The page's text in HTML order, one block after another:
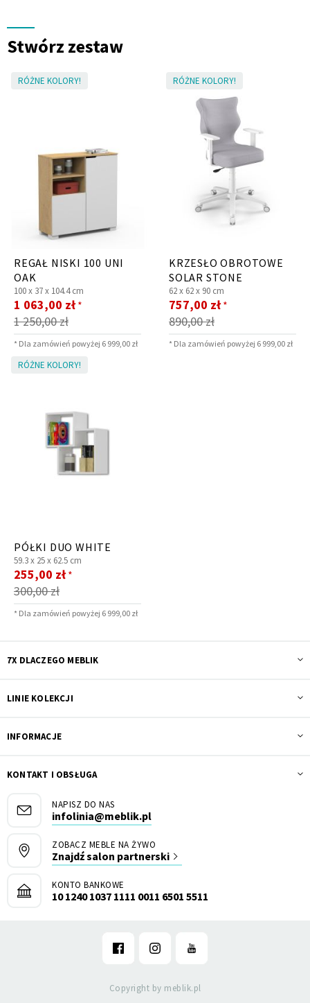
Stwórz zestaw
RÓŻNE KOLORY!
REGAŁ NISKI 100 UNI
OAK
100 x 37 x 104.4 cm
1 250,00 zł
Cena
promocyjna
1 063,00 zł *
* Dla zamówień powyżej 6 999,00 zł
RÓŻNE KOLORY!
KRZESŁO OBROTOWE
SOLAR STONE
62 x 62 x 90 cm
890,00 zł
Cena
promocyjna
757,00 zł *
* Dla zamówień powyżej 6 999,00 zł
RÓŻNE KOLORY!
PÓŁKI DUO WHITE
59.3 x 25 x 62.5 cm
300,00 zł
Cena
promocyjna
255,00 zł *
* Dla zamówień powyżej 6 999,00 zł
7X DLACZEGO MEBLIK
LINIE KOLEKCJI
INFORMACJE
KONTAKT I OBSŁUGA
NAPISZ DO NAS
infolinia@meblik.pl
ZOBACZ MEBLE NA ŻYWO
Znajdź salon partnerski
KONTO BANKOWE
10 1240 1037 1111 0011 6501 5511
Copyright by meblik.pl